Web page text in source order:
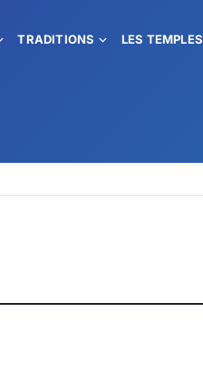
TRADITIONS LES TEMPLES